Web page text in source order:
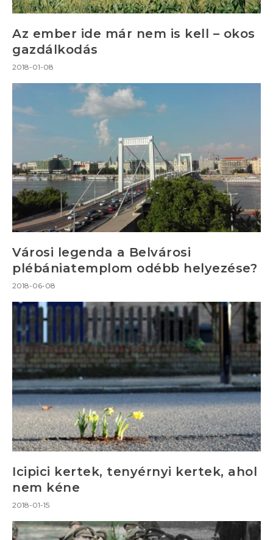
Az ember ide már nem is kell – okos
gazdálkodás
2018-01-08
Városi legenda a Belvárosi
plébániatemplom odébb helyezése?
2018-06-08
Icipici kertek, tenyérnyi kertek, ahol
nem kéne
2018-01-15